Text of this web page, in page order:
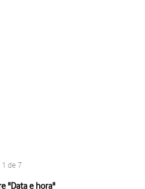
1 de 7
"Data e hora"